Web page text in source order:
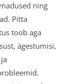
ning
Pitta
toob aga
ägestumisi,